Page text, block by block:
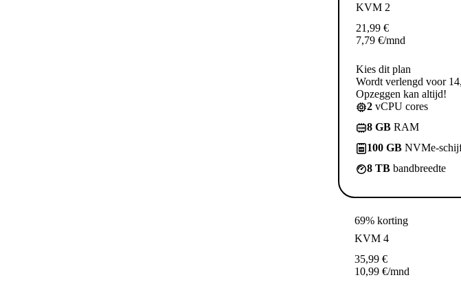
KVM 2
21,99 €
7,79 €/mnd
Kies dit plan
Wordt verlengd voor
Opzeggen kan altijd!
2 vCPU cores
8 GB RAM
100 GB NVMe-
8 TB bandbreedte
69% korting
KVM 4
35,99 €
10,99 €/mnd